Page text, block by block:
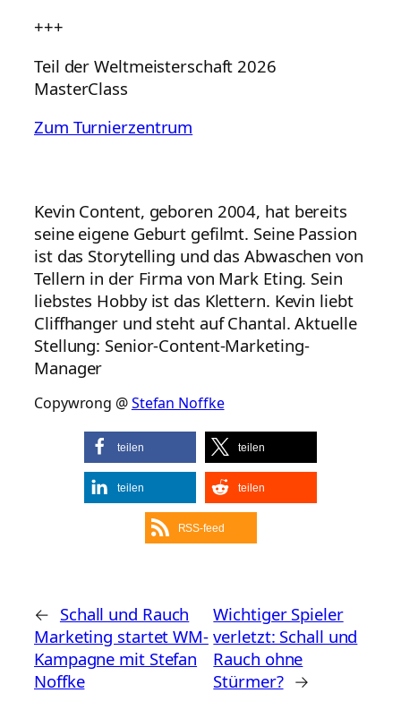
+++
Teil der Weltmeisterschaft 2026
MasterClass
Zum Turnierzentrum
Kevin Content, geboren 2004, hat bereits
seine eigene Geburt gefilmt. Seine Passion
ist das Storytelling und das Abwaschen von
Tellern in der Firma von Mark Eting. Sein
liebstes Hobby ist das Klettern. Kevin liebt
Cliffhanger und steht auf Chantal. Aktuelle
Stellung: Senior-Content-Marketing-
Manager
Copywrong @Stefan Noffke
teilen teilen
teilen teilen
RSS-feed
← Schall und Rauch
Marketing startet WM-
Kampagne mit Stefan
Noffke
Wichtiger Spieler
verletzt: Schall und
Rauch ohne
Stürmer? →